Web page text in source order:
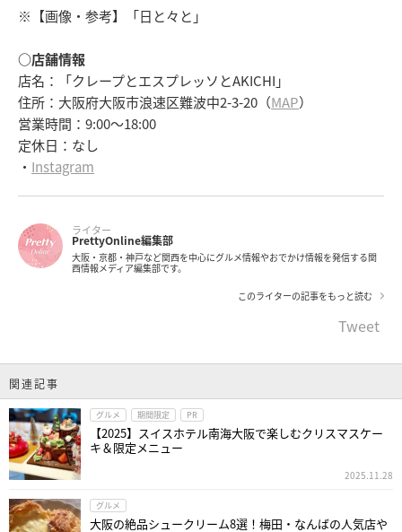
※【画像・参考】「日と々と」
○店舗情報
店名：「クレープとエスプレッソとAKICHI」
住所：大阪府大阪市浪速区難波中2-3-20（MAP）
営業時間：9:00～18:00
定休日：なし
・ Instagram
ライター
PrettyOnline編集部
大阪・京都・神戸など関西を中心にグルメ情報やおでかけ情報を発信する関
西情報メディア編集部です。
このライターの記事をもっと読む
Tweet
関連記事
グルメ 期間限定 PR
【2025】スイスホテル南海大阪で楽しむクリスマスケー
キ＆限定メニュー
2025.11.28
グルメ
大阪の絶品シュークリーム8選！梅田・なんばの人気店や